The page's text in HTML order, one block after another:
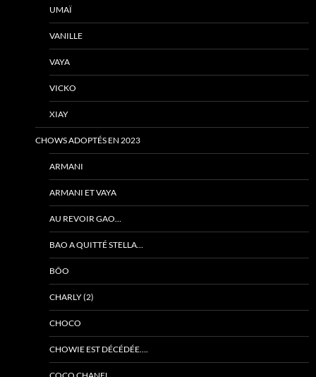
UMAÏ
VANILLE
VAYA
VICKO
XIAY
CHOWS ADOPTÉS EN 2023
ARMANI
ARMANI ET VAYA
AU REVOIR GAO…
BAO A QUITTÉ STELLA…
BÔO
CHARLY (2)
CHOCO
CHOWIE EST DÉCÉDÉE….